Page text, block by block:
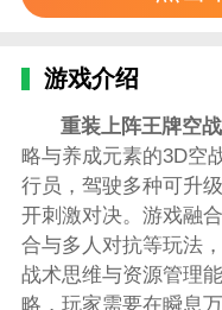
游戏介绍
重装上阵王牌空
略与养成元素的3D空
行员，驾驶多种可升
开刺激对决。游戏融
合与多人对抗等玩法
战术思维与资源管理
略，玩家需要在瞬息